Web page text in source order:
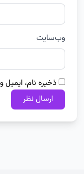
وب‌سایت
ذخیره نام،